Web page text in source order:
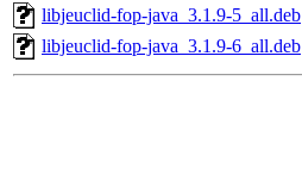
libjeuclid-fop-java_3.1.9-5_all.deb
libjeuclid-fop-java_3.1.9-6_all.deb